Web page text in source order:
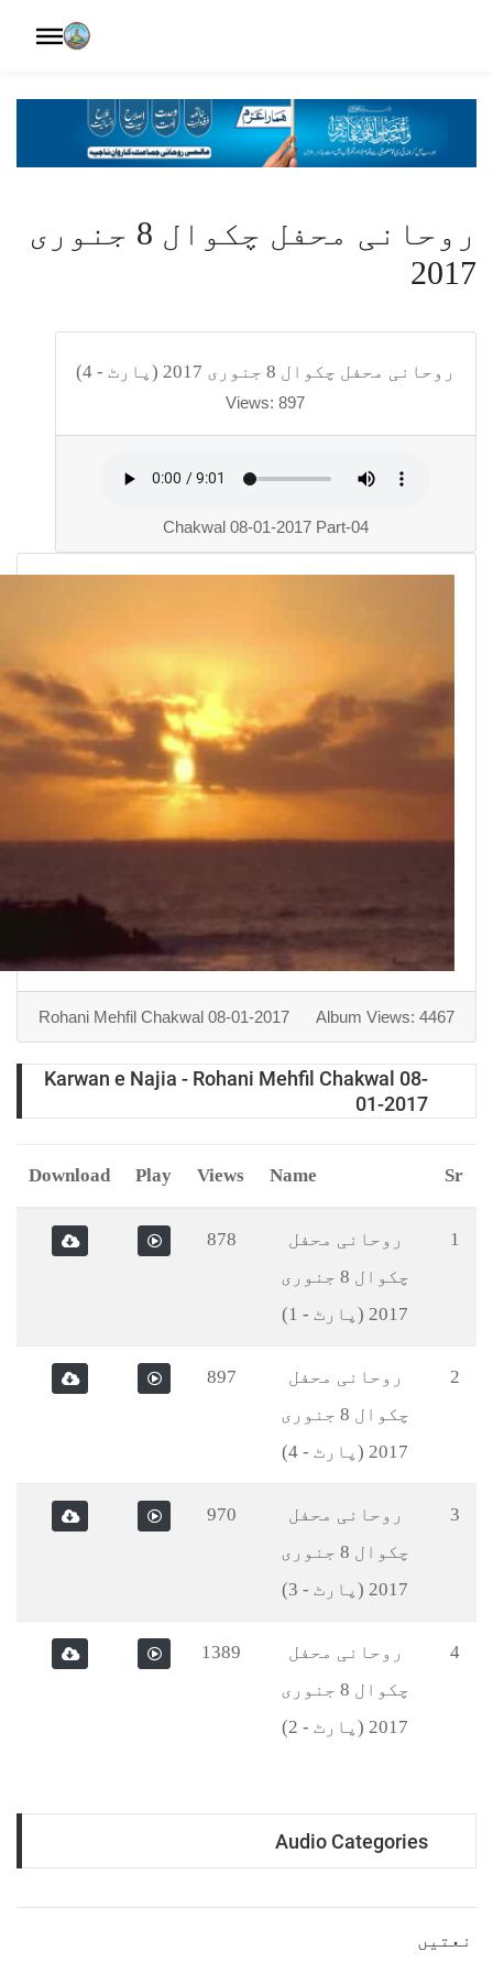
روحانی محفل چکوال 8 جنوری
چکوال 8 جنوری 2017 (پارٹ - 4)
Views: 897
Chakwal 08-01-2017 Part-04
Album Views:
Rohani Mehfil Chakwal 08-01-2017
Karwan e Najia - Rohani Mehfil Chakwal
Views
Play
Download
روحانی محفل
چکوال 8 جنوری
878
روحانی محفل
چکوال 8 جنوری
897
روحانی محفل
چکوال 8 جنوری
970
روحانی محفل
چکوال 8 جنوری
1389
Audio